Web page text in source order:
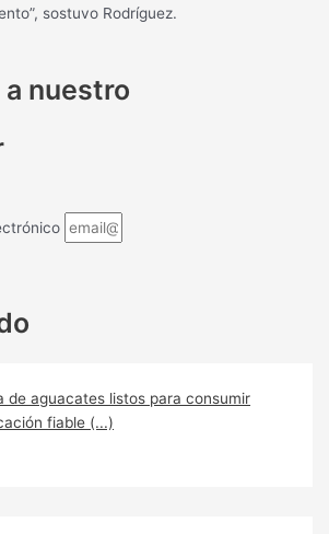
sostuvo Rodríguez.
nuestro
de aguacates listos para consumir
fiable (...)